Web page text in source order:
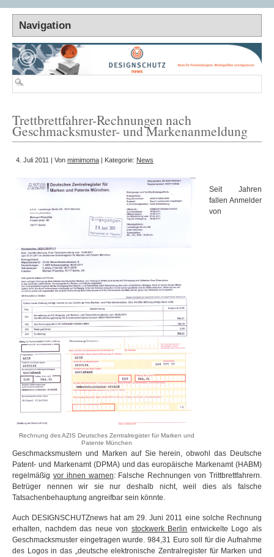
Trettbrettfahrer-Rechnungen nach
Geschmacksmuster- und Markenanmeldung
4. Juli 2011 | Von mimimoma | Kategorie: News
Rechnung des AZIS Deutsches Zentralregister für Marken und
Patente München
Seit Jahren
fallen Anmelder
von
Geschmacksmustern und Marken auf Sie herein, obwohl das Deutsche
Patent- und Markenamt (DPMA) und das europäische Markenamt (HABM)
regelmäßig vor ihnen warnen: Falsche Rechnungen von Trittbrettfahrern.
Betrüger nennen wir sie nur deshalb nicht, weil dies als falsche
Tatsachenbehauptung angreifbar sein könnte.
Auch DESIGNSCHUTZnews hat am 29. Juni 2011 eine solche Rechnung
erhalten, nachdem das neue von stockwerk Berlin entwickelte Logo als
Geschmacksmuster eingetragen wurde. 984,31 Euro soll für die Aufnahme
des Logos in das „deutsche elektronische Zentralregister für Marken und